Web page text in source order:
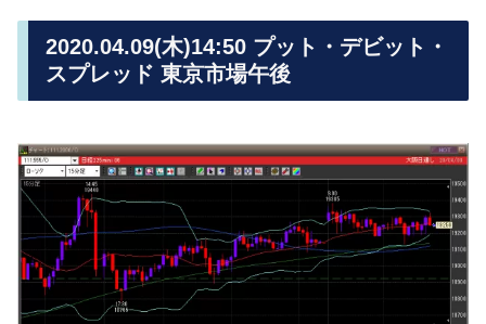
2020.04.09(木)14:50 プット・デビット・
スプレッド 東京市場午後